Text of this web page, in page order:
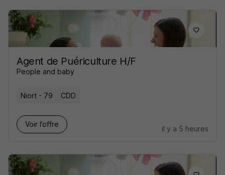
Agent de Puériculture H/F
People and baby
Niort - 79 CDD
Voir l’offre
il y a 5 heures